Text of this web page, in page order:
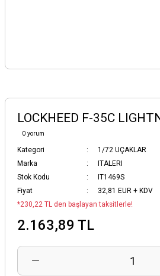
LOCKHEED F-35C
0 yorum
Kategori
1/72 UÇAKLAR
Marka
ITALERI
Stok Kodu
IT1469S
Fiyat
32,81 EUR + KDV
*230,22 TL den başlayan taksitlerle!
2.163,89 TL